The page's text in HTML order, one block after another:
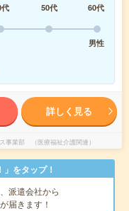
50代
60代
男性
詳しく見る
事業部 （医療福祉介護関連）
をタップ！
派遣会社から
が届きます！